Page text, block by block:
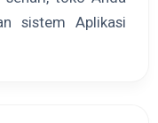
sistem Aplikasi